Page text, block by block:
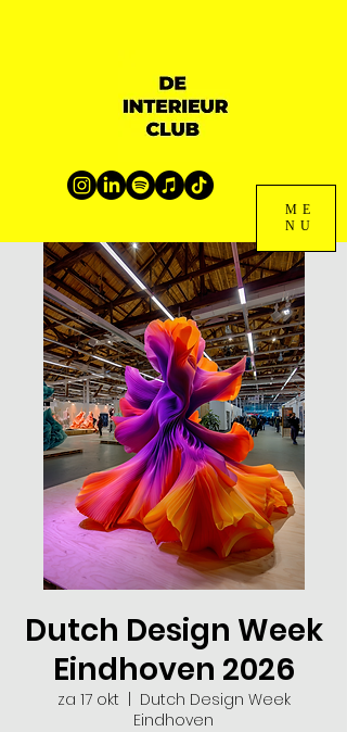
ME
NU
Dutch Design Week
Eindhoven 2026
za 17 okt
Dutch Design Week
Eindhoven